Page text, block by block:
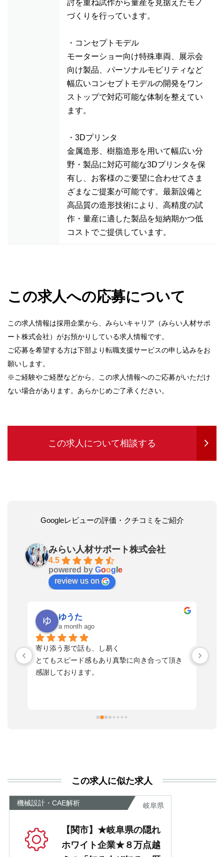
討を重ね試作から量産を見据えたモノ
づくりを行っています。
・コンセプトモデル
モーターショー向け特殊車両、展示会
向け製品、パーソナルモビリティなど
幅広いコンセプトモデルの開発をワン
ストップで対応可能な体制を整えてい
ます。
・3Dプリンタ
金属造形、樹脂造形を用いて幅広い分
野・製品に対応可能な3Dプリンタを保
有し、お客様のご要望に合わせてさま
ざまなご提案が可能です。最新設備と
高品質の造形技術により、高精度の試
作・量産に適した製品を短納期かつ低
コストでご提供しています。
この求人への応募について
この求人情報は採用企業から、みらいキャリア（みらい人材サポ
ート株式会社）がお預かりしている求人情報です。
ご応募を希望する方は下部より転職支援サービスの申し込みをお
願いします。
※ご経験やご経歴などから、この求人情報へのご応募がいただけ
ない場合があります。あらかじめご了承ください。
この求人について相談する
Googleレビューの評価・クチコミをご紹介
みらい人材サポート株式会社
4.5
powered by Goog e
review us on
ゆうた
a month ago
寄り添う形で話も、し易く
とてもスピード感もあり真摯に向き合って頂き
感謝しております。
が
この求人に似た求人
機械設計・CAE解析 岐阜県
【関市】★岐阜県の隠れ
ホワイト企業★８万点越